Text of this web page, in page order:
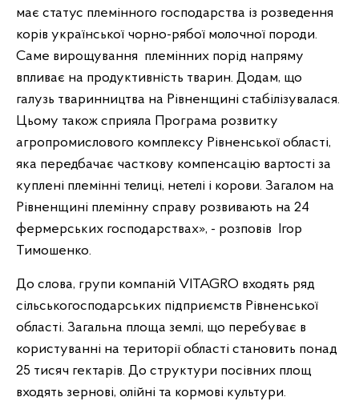
має статус племінного господарства із розведення
корів української чорно-рябої молочної породи.
Саме вирощування племінних порід напряму
впливає на продуктивність тварин. Додам, що
галузь тваринництва на Рівненщині стабілізувалася.
Цьому також сприяла Програма розвитку
агропромислового комплексу Рівненської області,
яка передбачає часткову компенсацію вартості за
куплені племінні телиці, нетелі і корови. Загалом на
Рівненщині племінну справу розвивають на 24
фермерських господарствах», - розповів Ігор
Тимошенко.
До слова, групи компаній VITAGRO входять ряд
сільськогосподарських підприємств Рівненської
області. Загальна площа землі, що перебуває в
користуванні на території області становить понад
25 тисяч гектарів. До структури посівних площ
входять зернові, олійні та кормові культури.